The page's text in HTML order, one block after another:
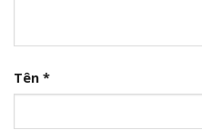
Tên *